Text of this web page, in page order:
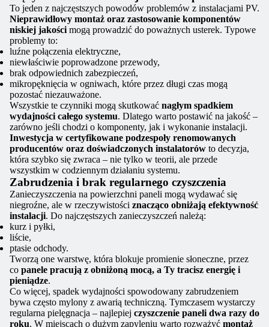
To jeden z najczęstszych powodów problemów z instalacjami PV.
Nieprawidłowy montaż oraz zastosowanie komponentów
niskiej jakości mogą prowadzić do poważnych usterek. Typowe
problemy to:
luźne połączenia elektryczne,
niewłaściwie poprowadzone przewody,
brak odpowiednich zabezpieczeń,
mikropęknięcia w ogniwach, które przez długi czas mogą
pozostać niezauważone.
Wszystkie te czynniki mogą skutkować nagłym spadkiem
wydajności całego systemu. Dlatego warto postawić na jakość –
zarówno jeśli chodzi o komponenty, jak i wykonanie instalacji.
Inwestycja w certyfikowane podzespoły renomowanych
producentów oraz doświadczonych instalatorów to decyzja,
która szybko się zwraca – nie tylko w teorii, ale przede
wszystkim w codziennym działaniu systemu.
Zabrudzenia i brak regularnego czyszczenia
Zanieczyszczenia na powierzchni paneli mogą wydawać się
niegroźne, ale w rzeczywistości znacząco obniżają efektywność
instalacji. Do najczęstszych zanieczyszczeń należą:
kurz i pyłki,
liście,
ptasie odchody.
Tworzą one warstwę, która blokuje promienie słoneczne, przez
co panele pracują z obniżoną mocą, a Ty tracisz energię i
pieniądze.
Co więcej, spadek wydajności spowodowany zabrudzeniem
bywa często mylony z awarią techniczną. Tymczasem wystarczy
regularna pielęgnacja – najlepiej czyszczenie paneli dwa razy do
roku. W miejscach o dużym zapyleniu warto rozważyć montaż